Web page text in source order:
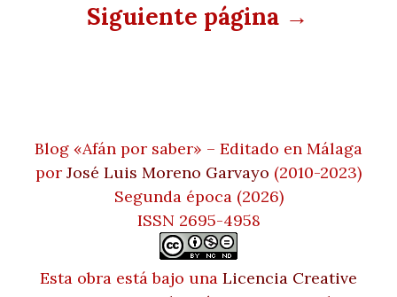
Siguiente página →
Blog «Afán por saber» – Editado en Málaga
por José Luis Moreno Garvayo (2010-2023)
Segunda época (2026)
ISSN 2695-4958
Esta obra está bajo una Licencia Creative